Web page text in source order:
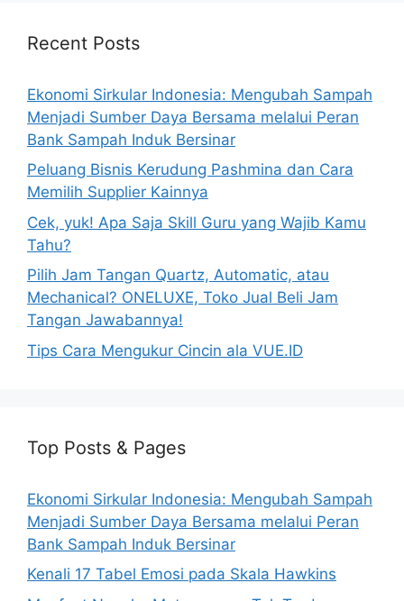
Recent Posts
Ekonomi Sirkular Indonesia: Mengubah Sampah
Menjadi Sumber Daya Bersama melalui Peran
Bank Sampah Induk Bersinar
Peluang Bisnis Kerudung Pashmina dan Cara
Memilih Supplier Kainnya
Cek, yuk! Apa Saja Skill Guru yang Wajib Kamu
Tahu?
Pilih Jam Tangan Quartz, Automatic, atau
Mechanical? ONELUXE, Toko Jual Beli Jam
Tangan Jawabannya!
Tips Cara Mengukur Cincin ala VUE.ID
Top Posts & Pages
Ekonomi Sirkular Indonesia: Mengubah Sampah
Menjadi Sumber Daya Bersama melalui Peran
Bank Sampah Induk Bersinar
Kenali 17 Tabel Emosi pada Skala Hawkins